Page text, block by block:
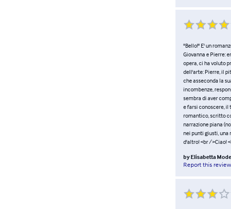
"Bello!" E' un
Giovanna e Pierre:
opera, ci ha voluto
dell'arte: Pierre, il
che asseconda la
incombenze,
sembra di aver
e farsi conoscere, il
romantico, scritto
narrazione piana
nei punti giusti, una
d'altro! <br />Ciao!
by Elisabetta
Report this review